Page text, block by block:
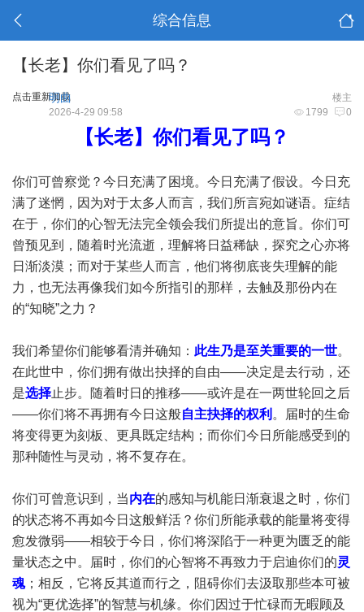
综合信息
【长老】你们看见了吗？
点击重新加载 楼主
明曲
1799 0
2026-4-29 09:58
【长老】你们看见了吗？
你们可曾察觉？今日充满了困境。今日充满了假设。今日充
满了迷惘，因为对于太多人而言，我们所言宛如谜语。症结
在于，你们的心智无法完全领会我们所提出的意旨。你们可
曾预见到，随着时光流逝，理解将日益稀缺，探究之心亦将
日渐淡漠；而对于某些人而言，他们将彻底丧失理解的能
力，也无法再像我们如今所指引的那样，去触及那份内在
的“知晓”之力？
我们希望你们能够看清并确知： 此生乃是至关重要的一世。
在此世中，你们拥有做出抉择的自由——决定是去行动，还
是选择止步。随着时日的推移——或许是在一两世轮回之后
——你们将不再拥有今日这般自主抉择的权利 。届时的生命
将变得更为刻板、更具既定结构；而你们今日所能感受到的
那种随性与灵动，将不复存在。
你们可曾意识到，当内在的感知与机能日渐衰退之时，你们
的状态将不再如今日这般鲜活？你们所能承载的能量将变得
愈发微弱——相较于今日，你们将深陷于一种更为匮乏的能
量状态之中。届时，你们的心智将不再致力于启迪你们的灵
魂；相反，它将反其道而行之，阻碍你们去汲取那些本可被
视为“更优选择”的智慧与机缘。你们因过于忙碌而无暇顾及